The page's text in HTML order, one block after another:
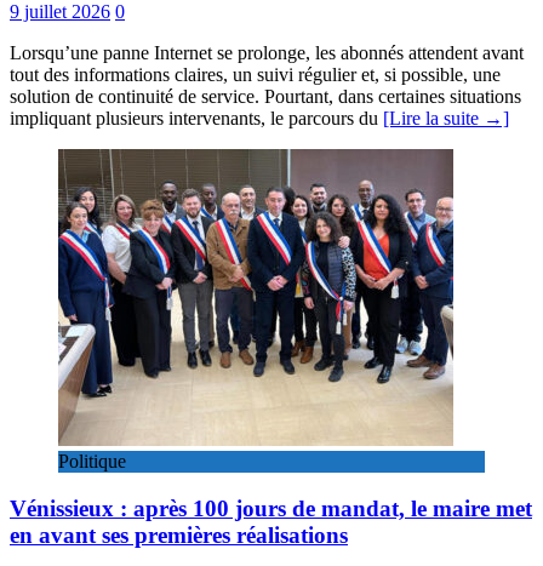
9 juillet 2026 0
Lorsqu’une panne Internet se prolonge, les abonnés attendent avant
tout des informations claires, un suivi régulier et, si possible, une
solution de continuité de service. Pourtant, dans certaines situations
impliquant plusieurs intervenants, le parcours du [Lire la suite →]
Politique
Vénissieux : après 100 jours de mandat, le maire met
en avant ses premières réalisations